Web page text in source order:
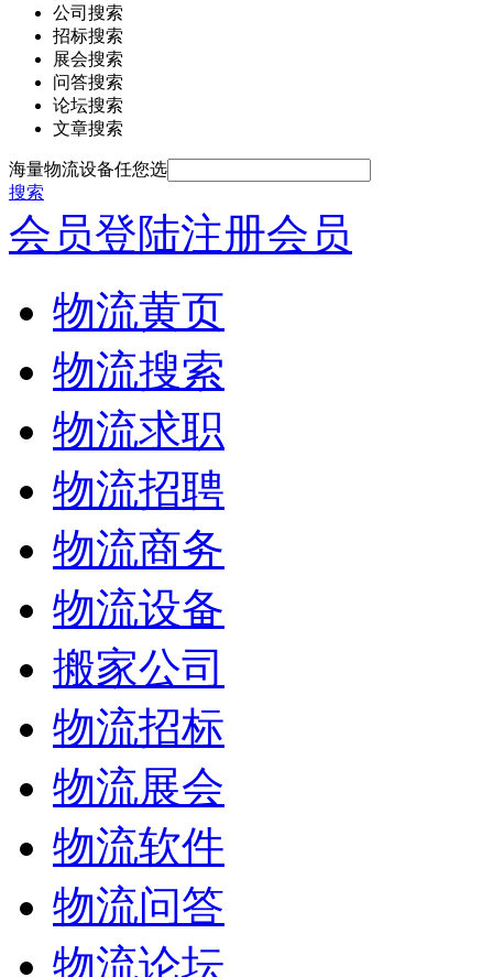
公司搜索
招标搜索
展会搜索
问答搜索
论坛搜索
文章搜索
海量物流设备任您选
搜索
会员登陆注册会员
物流黄页
物流搜索
物流求职
物流招聘
物流商务
物流设备
搬家公司
物流招标
物流展会
物流软件
物流问答
物流论坛